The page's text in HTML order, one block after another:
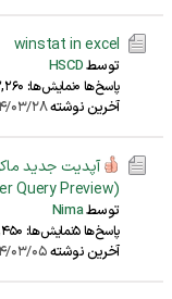
winstat in excel
توسطHSCD
پاسخ‌ها 0 نمایش‌ها: 2,260
آخرین نوشته28, 19:16
آپدیت جدید
(Power Query Preview )
توسطNima
پاسخ‌ها 5 نمایش‌ها: 3,450
آخرین نوشته05, 14:23